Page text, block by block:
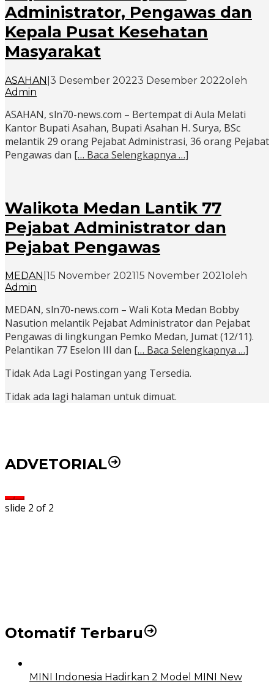
Administrator, Pengawas dan
Kepala Pusat Kesehatan
Masyarakat
ASAHAN 3 Desember 20223 Desember 2022oleh
Admin
ASAHAN, sln70-news.com – Bertempat di Aula Melati
Kantor Bupati Asahan, Bupati Asahan H. Surya, BSc
melantik 29 orang Pejabat Administrasi, 36 orang Pejabat
Pengawas dan [… Baca Selengkapnya …]
Walikota Medan Lantik 77
Pejabat Administrator dan
Pejabat Pengawas
MEDAN 15 November 202115 November 2021oleh
Admin
MEDAN, sln70-news.com – Wali Kota Medan Bobby
Nasution melantik Pejabat Administrator dan Pejabat
Pengawas di lingkungan Pemko Medan, Jumat (12/11).
Pelantikan 77 Eselon III dan [… Baca Selengkapnya …]
Tidak Ada Lagi Postingan yang Tersedia.
Tidak ada lagi halaman untuk dimuat.
ADVETORIAL
slide 2 of 2
Otomatif Terbaru
MINI Indonesia Hadirkan 2 Model MINI New